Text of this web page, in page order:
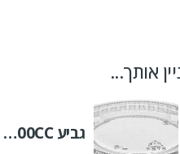
אותך...
גביע 500CC נטורל PP א.1000 יח'